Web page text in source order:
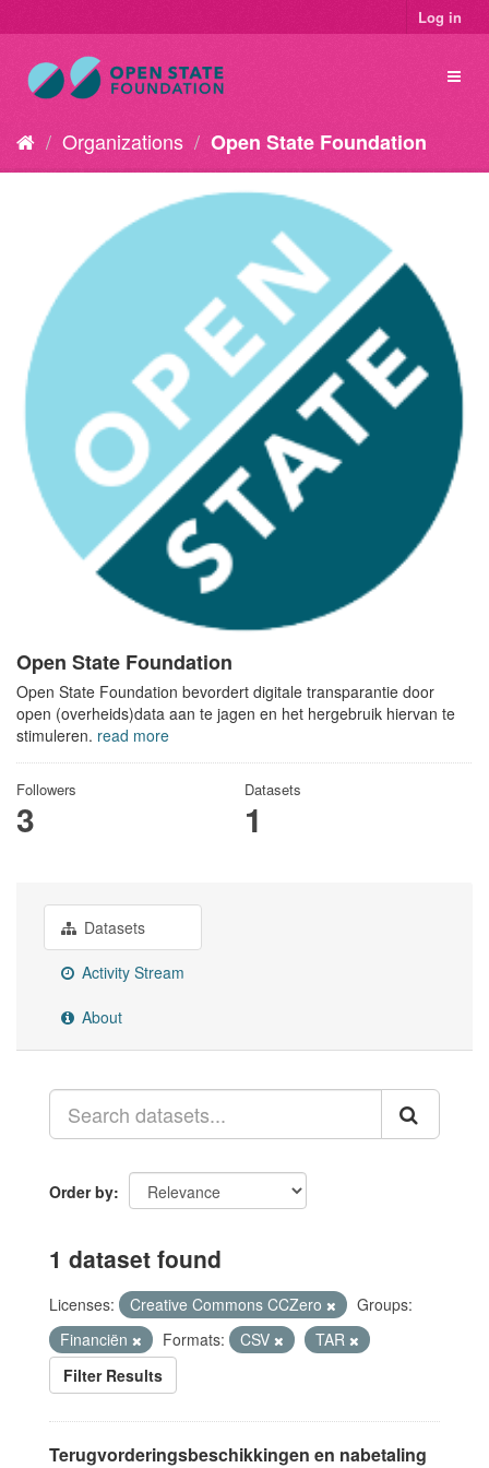
Log in
Organizations Open State Foundation
Open State Foundation
Open State Foundation bevordert digitale transparantie door
open (overheids)data aan te jagen en het hergebruik hiervan te
stimuleren. read more
Followers
3
Datasets
1
Datasets
Activity Stream
About
Order by
1 dataset found
Licenses: Creative Commons CCZero
Groups:
Financiën
Formats: CSV
TAR
Filter Results
Terugvorderingsbeschikkingen en nabetaling